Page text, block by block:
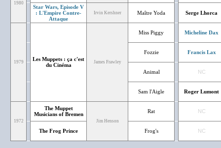
1980
Star Wars, Episode V
: L'Empire Contre-
Attaque
Irvin Kershner Maître Yoda Serge Lhorca
1979
Les Muppets : ça c'est
du Cinéma
James Frawley
Miss Piggy Micheline Dax
Fozzie Francis Lax
Animal NC
Sam l'Aigle Roger Lumont
1972
The Muppet
Musicians of Bremen
Jim Henson
Rat NC
The Frog Prince Frog's NC